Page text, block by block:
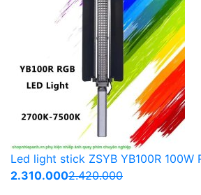
Led light stick ZSYB YB100R 100W
2.310.0002.420.000